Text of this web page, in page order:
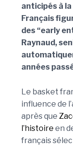
anticipés à
Français
des “early
Raynaud,
années
Le basket
influence de
après que
l’histoire en
français